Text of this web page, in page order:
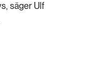
säger Ulf